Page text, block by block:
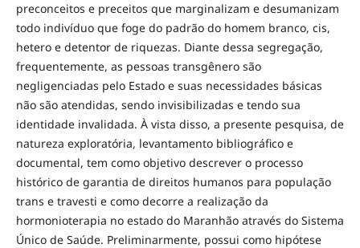
preconceitos e preceitos que marginalizam e desumanizam
todo indivíduo que foge do padrão do homem branco, cis,
hetero e detentor de riquezas. Diante dessa segregação,
frequentemente, as pessoas transgênero são
negligenciadas pelo Estado e suas necessidades básicas
não são atendidas, sendo invisibilizadas e tendo sua
identidade invalidada. À vista disso, a presente pesquisa, de
natureza exploratória, levantamento bibliográfico e
documental, tem como objetivo descrever o processo
histórico de garantia de direitos humanos para população
trans e travesti e como decorre a realização da
hormonioterapia no estado do Maranhão através do Sistema
Único de Saúde. Preliminarmente, possui como hipótese